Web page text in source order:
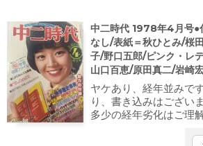
中二時代 1978年4月号●
なし/表紙＝秋ひとみ/桜
子/野口五郎/ピンク・レ
山口百恵/原田真二/岩崎
ヤケあり、経年並みで
り、書き込みはござい
多少の経年劣化はご理